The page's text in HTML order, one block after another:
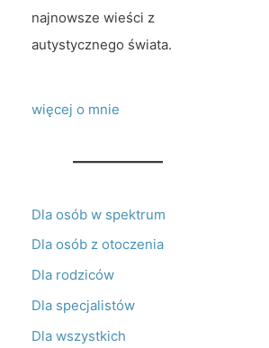
najnowsze wieści z
autystycznego świata.
więcej o mnie
Dla osób w spektrum
Dla osób z otoczenia
Dla rodziców
Dla specjalistów
Dla wszystkich